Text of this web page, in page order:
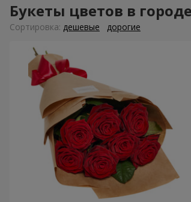
Букеты цветов в
Cортировка: дешевые дорогие